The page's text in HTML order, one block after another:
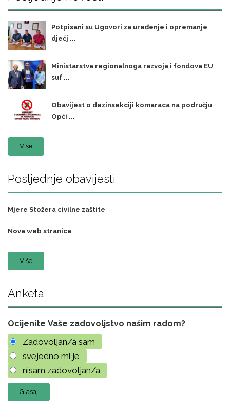
Potpisani su Ugovori za uređenje i opremanje
dječj ...
Ministarstva regionalnoga razvoja i fondova EU
suf ...
Obavijest o dezinsekciji komaraca na području
Opći ...
Više
Posljednje obavijesti
Mjere Stožera civilne zaštite
Nova web stranica
Više
Anketa
Ocijenite Vaše zadovoljstvo našim radom?
Zadovoljan/a sam
svejedno mi je
nisam zadovoljan/a